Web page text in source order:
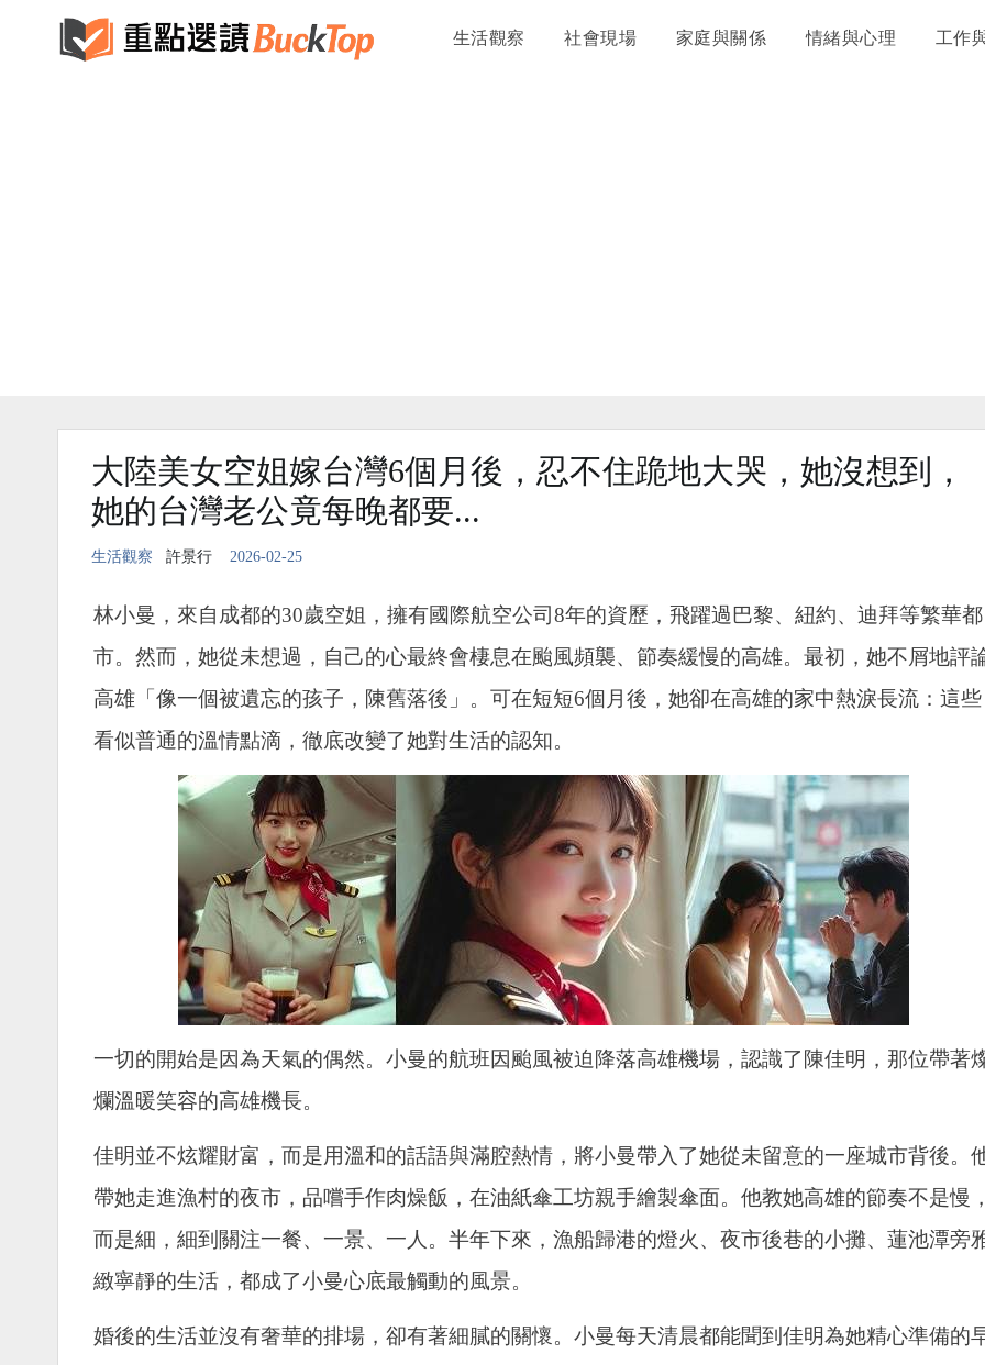
生活觀察 社會現場 家庭與關係 情緒與心理 工作
大陸美女空姐嫁台灣6個月後，忍不住跪地大哭，她沒想到，
她的台灣老公竟每晚都要...
生活觀察 許景行 2026-02-25
林小曼，來自成都的30歲空姐，擁有國際航空公司8年的資歷，飛躍過巴黎、紐約、迪拜等繁華都
市。然而，她從未想過，自己的心最終會棲息在颱風頻襲、節奏緩慢的高雄。最初，她不屑地評
高雄「像一個被遺忘的孩子，陳舊落後」。可在短短6個月後，她卻在高雄的家中熱淚長流：這些
看似普通的溫情點滴，徹底改變了她對生活的認知。
一切的開始是因為天氣的偶然。小曼的航班因颱風被迫降落高雄機場，認識了陳佳明，那位帶著
爛溫暖笑容的高雄機長。
佳明並不炫耀財富，而是用溫和的話語與滿腔熱情，將小曼帶入了她從未留意的一座城市背後。
帶她走進漁村的夜市，品嚐手作肉燥飯，在油紙傘工坊親手繪製傘面。他教她高雄的節奏不是慢
而是細，細到關注一餐、一景、一人。半年下來，漁船歸港的燈火、夜市後巷的小攤、蓮池潭旁
緻寧靜的生活，都成了小曼心底最觸動的風景。
婚後的生活並沒有奢華的排場，卻有著細膩的關懷。小曼每天清晨都能聞到佳明為她精心準備的